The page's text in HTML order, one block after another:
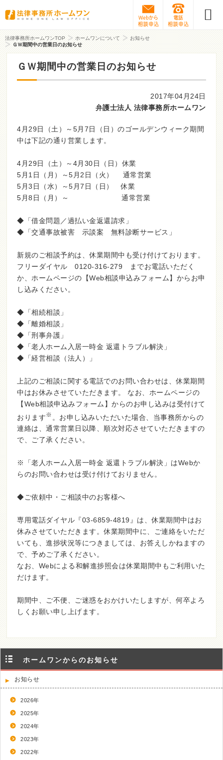
Webから相談予約
法律事務所ホームワンTOP ホームワンについて
お知らせ
ＧＷ期間中の営業日のお知らせ
ＧＷ期間中の営業日のお知らせ
2017年04月24日
弁護士法人 法律事務所ホームワン
4月29日（土）～5月7日（日）のゴールデンウィーク期間
中は下記の通り営業します。
4月29日（土）～4月30日（日）休業
5月1日（月）～5月2日（火） 通常営業
5月3日（水）～5月7日（日） 休業
5月8日（月）～ 通常営業
◆「借金問題／過払い金返還請求」
◆「交通事故被害 示談案 無料診断サービス」
新規のご相談予約は、休業期間中も受け付けております。
フリーダイヤル 0120‐316‐279 までお電話いただく
か、ホームページの【Web相談申込みフォーム】からお申
し込みください。
◆「相続相談」
◆「離婚相談」
◆「刑事弁護」
◆「老人ホーム入居一時金 返還トラブル解決」
◆「経営相談（法人）」
上記のご相談に関する電話でのお問い合わせは、休業期間
中はお休みさせていただきます。 なお、ホームページの
【Web相談申込みフォーム】からのお申し込みは受付けて
おります※ 。お申し込みいただいた場合、当事務所からの
連絡は、通常営業日以降、順次対応させていただきますの
で、ご了承ください。
※「老人ホーム入居一時金 返還トラブル解決」はWebか
らのお問い合わせは受け付けておりません。
◆ご依頼中・ご相談中のお客様へ
専用電話ダイヤル『03-6859-4819』は、休業期間中はお
休みさせていただきます。休業期間中に、ご連絡をいただ
いても、進捗状況等につきましては、お答えしかねますの
で、予めご了承ください。
なお、Webによる和解進捗照会は休業期間中もご利用いた
だけます。
期間中、ご不便、ご迷惑をおかけいたしますが、何卒よろ
しくお願い申し上げます。
ホームワンからのお知らせ
お知らせ
2026年
2025年
2024年
2023年
2022年